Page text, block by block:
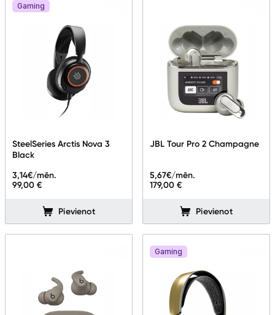
Gaming
SteelSeries Arctis Nova 3
Black
99,00 €
3,14€/mēn.
Pievienot
JBL Tour Pro 2 Champagne
179,00 €
5,67€/mēn.
Pievienot
Gaming